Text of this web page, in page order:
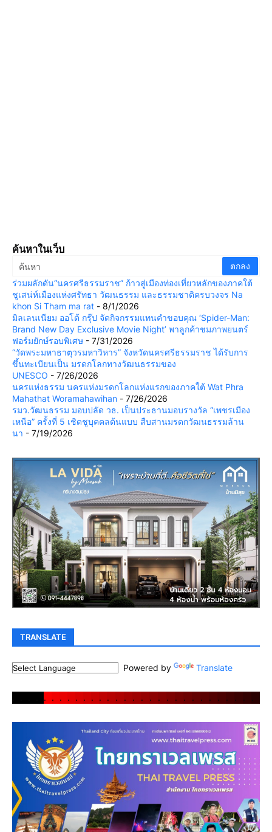
ค้นหาในเว็บ
ร่วมผลักดัน“นครศรีธรรมราช” ก้าวสู่เมืองท่องเที่ยวหลักของภาคใต้
ชูเสน่ห์เมืองแห่งศรัทธา วัฒนธรรม และธรรมชาติครบวงจร Na
khon Si Tham ma rat - 8/1/2026
มิลเลนเนียม ออโต้ กรุ๊ป จัดกิจกรรมแทนคำขอบคุณ ‘Spider-Man:
Brand New Day Exclusive Movie Night’ พาลูกค้าชมภาพยนตร์
ฟอร์มยักษ์รอบพิเศษ - 7/31/2026
“วัดพระมหาธาตุวรมหาวิหาร” จังหวัดนครศรีธรรมราช ได้รับการ
ขึ้นทะเบียนเป็น มรดกโลกทางวัฒนธรรมของ
UNESCO - 7/26/2026
นครแห่งธรรม นครแห่งมรดกโลกแห่งแรกของภาคใต้ Wat Phra
Mahathat Woramahawihan - 7/26/2026
รมว.วัฒนธรรม มอบปลัด วธ. เป็นประธานมอบรางวัล “เพชรเมือง
เหนือ” ครั้งที่ 5 เชิดชูบุคคลต้นแบบ สืบสานมรดกวัฒนธรรมล้าน
นา - 7/19/2026
TRANSLATE
Powered by Translate
. . . . . . . . . . . . . . . . . . . . . . . .